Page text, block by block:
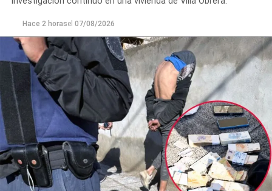
mayor gravedad.
Hace 2 horasel 07/08/2026